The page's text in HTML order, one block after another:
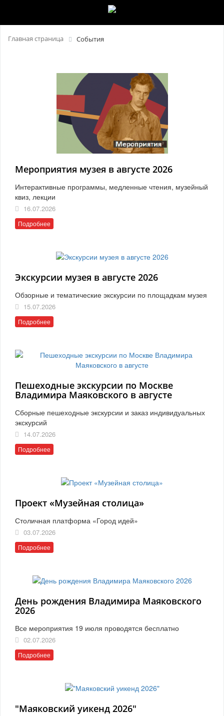
Главная страница События
Мероприятия музея в августе 2026
Интерактивные программы, медленные чтения, музейный
квиз, лекции
16.07.2026
Подробнее
Экскурсии музея в августе 2026
Обзорные и тематические экскурсии по площадкам музея
15.07.2026
Подробнее
Пешеходные экскурсии по Москве
Владимира Маяковского в августе
Сборные пешеходные экскурсии и заказ индивидуальных
экскурсий
14.07.2026
Подробнее
Проект «Музейная столица»
Столичная платформа «Город идей»
03.07.2026
Подробнее
День рождения Владимира Маяковского
2026
Все мероприятия 19 июля проводятся бесплатно
02.07.2026
Подробнее
"Маяковский уикенд 2026"